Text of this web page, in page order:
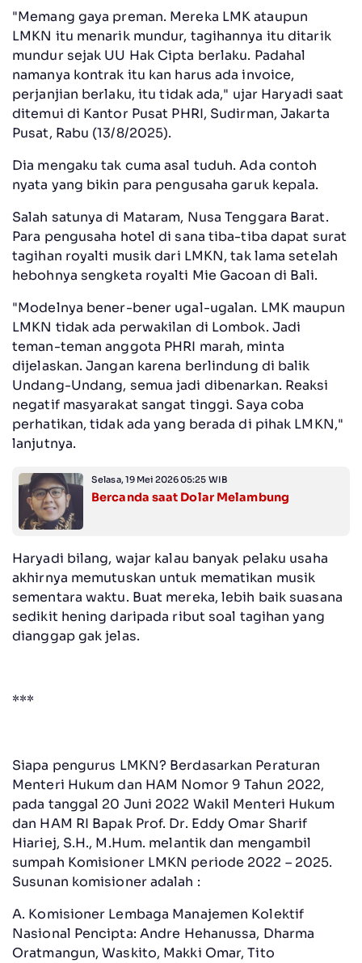
"Memang gaya preman. Mereka LMK ataupun
LMKN itu menarik mundur, tagihannya itu ditarik
mundur sejak UU Hak Cipta berlaku. Padahal
namanya kontrak itu kan harus ada invoice,
perjanjian berlaku, itu tidak ada," ujar Haryadi saat
ditemui di Kantor Pusat PHRI, Sudirman, Jakarta
Pusat, Rabu (13/8/2025).
Dia mengaku tak cuma asal tuduh. Ada contoh
nyata yang bikin para pengusaha garuk kepala.
Salah satunya di Mataram, Nusa Tenggara Barat.
Para pengusaha hotel di sana tiba-tiba dapat surat
tagihan royalti musik dari LMKN, tak lama setelah
hebohnya sengketa royalti Mie Gacoan di Bali.
"Modelnya bener-bener ugal-ugalan. LMK maupun
LMKN tidak ada perwakilan di Lombok. Jadi
teman-teman anggota PHRI marah, minta
dijelaskan. Jangan karena berlindung di balik
Undang-Undang, semua jadi dibenarkan. Reaksi
negatif masyarakat sangat tinggi. Saya coba
perhatikan, tidak ada yang berada di pihak LMKN,"
lanjutnya.
Selasa, 19 Mei 2026 05:25 WIB
Bercanda saat Dolar Melambung
Haryadi bilang, wajar kalau banyak pelaku usaha
akhirnya memutuskan untuk mematikan musik
sementara waktu. Buat mereka, lebih baik suasana
sedikit hening daripada ribut soal tagihan yang
dianggap gak jelas.
***
Siapa pengurus LMKN? Berdasarkan Peraturan
Menteri Hukum dan HAM Nomor 9 Tahun 2022,
pada tanggal 20 Juni 2022 Wakil Menteri Hukum
dan HAM RI Bapak Prof. Dr. Eddy Omar Sharif
Hiariej, S.H., M.Hum. melantik dan mengambil
sumpah Komisioner LMKN periode 2022 – 2025.
Susunan komisioner adalah :
A. Komisioner Lembaga Manajemen Kolektif
Nasional Pencipta: Andre Hehanussa, Dharma
Oratmangun, Waskito, Makki Omar, Tito